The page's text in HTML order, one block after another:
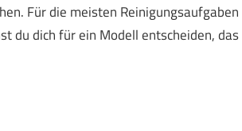
Für die meisten
du dich für ein Modell entscheiden,